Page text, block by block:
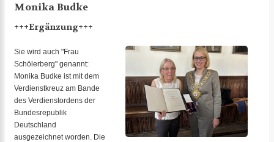
Monika Budke
+++Ergänzung+++
Sie wird auch "Frau
Schölerberg" genannt:
Monika Budke ist mit dem
Verdienstkreuz am Bande
des Verdienstordens der
Bundesrepublik
Deutschland
ausgezeichnet worden. Die